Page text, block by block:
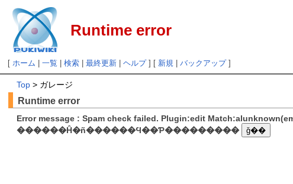
Runtime error
[ホーム |一覧 |検索 |最終更新 |ヘルプ] [ 新規 |バックアップ]
Top > ガレージ
Runtime error
Error message : Spam check failed. Plugin:edit
������Ĥ�ñ������Ϥ��Ƥ���������